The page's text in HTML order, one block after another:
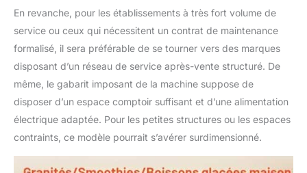
En revanche, pour les établissements à très fort volume de
service ou ceux qui nécessitent un contrat de maintenance
formalisé, il sera préférable de se tourner vers des marques
disposant d’un réseau de service après-vente structuré. De
même, le gabarit imposant de la machine suppose de
disposer d’un espace comptoir suffisant et d’une alimentation
électrique adaptée. Pour les petites structures ou les espaces
contraints, ce modèle pourrait s’avérer surdimensionné.